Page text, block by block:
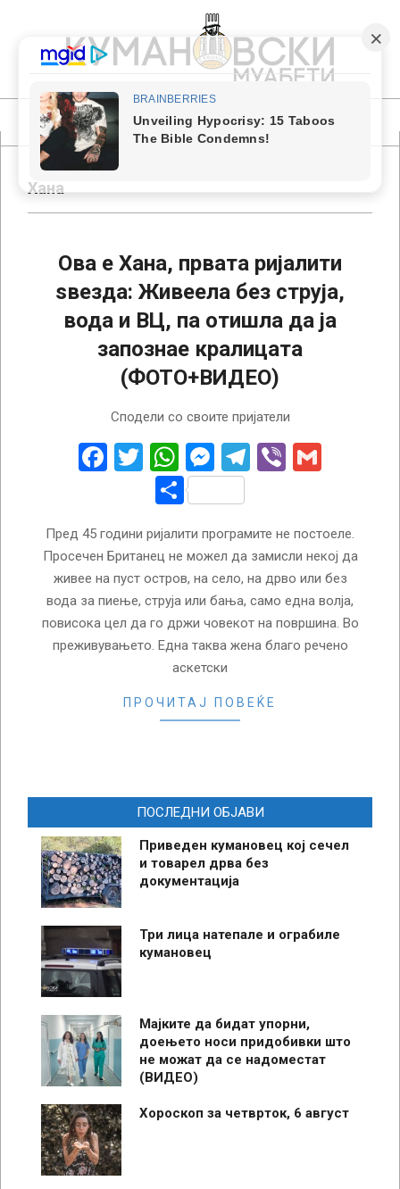
content
КУМАНОВСКИ
МУАБЕТИ
Primary
Navigation
MenuХана
Ова е Хана, првата ријалити
ѕвезда: Живеела без струја,
вода и ВЦ, па отишла да ја
запознае кралицата
(ФОТО+ВИДЕО)
Сподели со своите пријатели
Facebook
Twitter
WhatsApp
Messenger
Telegram
Viber
Share
Пред 45 години ријалити програмите не постоеле.
Просечен Британец не можел да замисли некој да
живее на пуст остров, на село, на дрво или без
вода за пиење, струја или бања, само една волја,
повисока цел да го држи човекот на површина. Во
преживувањето. Една таква жена благо речено
аскетски
ПРОЧИТАЈ ПОВЕЌЕ
ПОСЛЕДНИ ОБЈАВИ
Приведен кумановец кој сечел
и товарел дрва без
документација
Три лица натепале и ограбиле
кумановец
Мајките да бидат упорни,
доењето носи придобивки што
не можат да се надоместат
(ВИДЕО)
Хороскоп за четврток, 6 август